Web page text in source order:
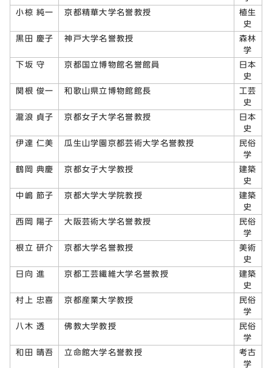
小椋 純一
京都精華大学名誉教授
植生
史
黒田 慶子
神戸大学名誉教授
森林
学
下坂 守
京都国立博物館名誉館員
日本
史
関根 俊一
和歌山県立博物館館長
工芸
史
瀧浪 貞子
京都女子大学名誉教授
日本
史
伊達 仁美
瓜生山学園京都芸術大学名誉教授
民俗
学
鶴岡 典慶
京都女子大学教授
建築
史
中嶋 節子
京都大学大学院教授
建築
史
西岡 陽子
大阪芸術大学名誉教授
民俗
学
根立 研介
京都大学名誉教授
美術
史
日向 進
京都工芸繊維大学名誉教授
建築
史
村上 忠喜
京都産業大学教授
民俗
学
八木 透
佛教大学教授
民俗
学
和田 晴吾
立命館大学名誉教授
考古
学